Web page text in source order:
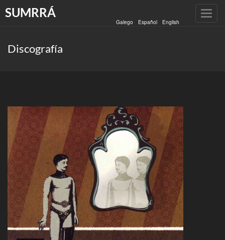
SUMRRÁ
Galego Español English
Discografía